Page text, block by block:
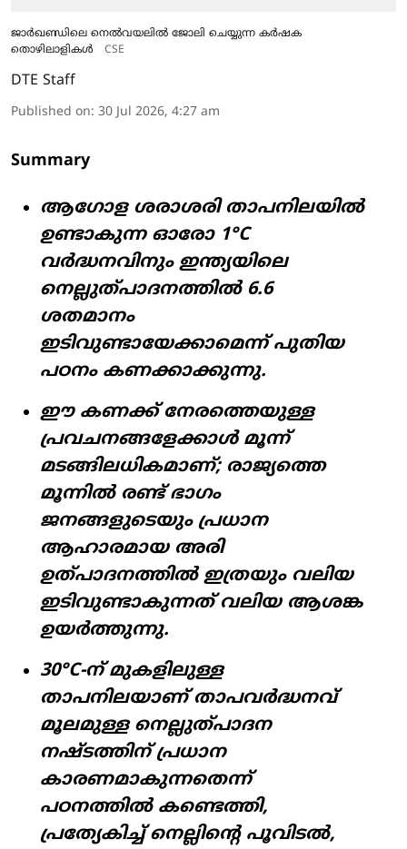
ജാർഖണ്ഡിലെ നെൽവയലിൽ ജോലി ചെയ്യുന്ന കർഷക
തൊഴിലാളികൾ
CSE
DTE Staff
Published on: 30 Jul 2026, 4:27 am
Summary
ആഗോള ശരാശരി താപനിലയിൽ
ഉണ്ടാകുന്ന ഓരോ 1°C
വർദ്ധനവിനും ഇന്ത്യയിലെ
നെല്ലുത്പാദനത്തിൽ 6.6
ശതമാനം
ഇടിവുണ്ടായേക്കാമെന്ന് പുതിയ
പഠനം കണക്കാക്കുന്നു.
ഈ കണക്ക് നേരത്തെയുള്ള
പ്രവചനങ്ങളേക്കാൾ മൂന്ന്
മടങ്ങിലധികമാണ്; രാജ്യത്തെ
മൂന്നിൽ രണ്ട് ഭാഗം
ജനങ്ങളുടെയും പ്രധാന
ആഹാരമായ അരി
ഉത്പാദനത്തിൽ ഇത്രയും വലിയ
ഇടിവുണ്ടാകുന്നത് വലിയ ആശങ്ക
ഉയർത്തുന്നു.
30°C-ന് മുകളിലുള്ള
താപനിലയാണ് താപവർദ്ധനവ്
മൂലമുള്ള നെല്ലുത്പാദന
നഷ്ടത്തിന് പ്രധാന
കാരണമാകുന്നതെന്ന്
പഠനത്തിൽ കണ്ടെത്തി,
പ്രത്യേകിച്ച് നെല്ലിന്റെ പൂവിടൽ,